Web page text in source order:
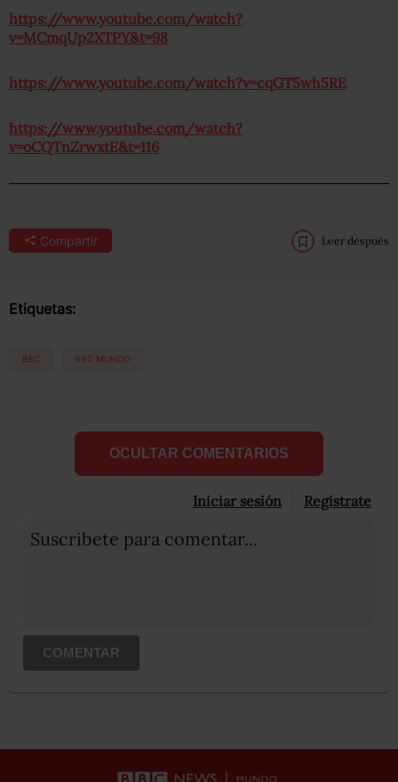
https://www.youtube.com/watch?
v=MCmqUp2XTPY&t=98
https://www.youtube.com/watch?v=cqGT5wh5RE
https://www.youtube.com/watch?
v=oCQTnZrwxtE&t=116
Compartir Leer después
Etiquetas:
BBC BBC MUNDO
OCULTAR COMENTARIOS
Iniciar sesión Registrate
Suscribete para comentar...
COMENTAR